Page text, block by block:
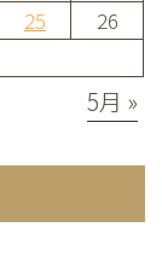
25
26
5月 »